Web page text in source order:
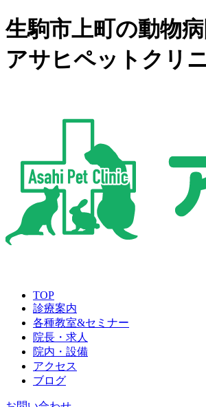
生駒市上町の動物病
アサヒペットクリ
TOP
診療案内
各種教室&セミナー
院長・求人
院内・設備
アクセス
ブログ